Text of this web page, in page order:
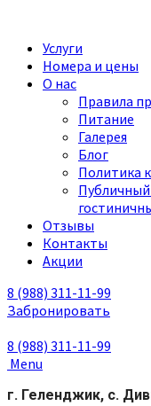
Услуги
Номера и цены
О нас
Правила
Питание
Галерея
Блог
Политика
Отзывы
Контакты
Акции
8 (988) 311-11-99
Забронировать
8 (988) 311-11-99
Menu
г. Геленджик, с.